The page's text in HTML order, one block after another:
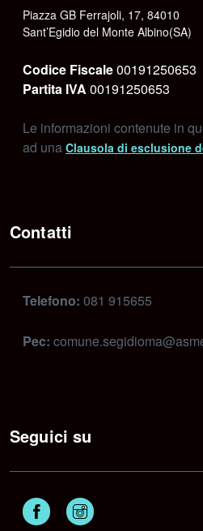
Piazza GB Ferrajoli, 17, 84010
Sant’Egidio del Monte Albino(SA)
Codice Fiscale00191250653
Partita IVA 00191250653
Le informazioni contenute in
ad una Clausola di esclusione
Contatti
Telefono: 081 915655
Pec:
Seguici su
Facebook